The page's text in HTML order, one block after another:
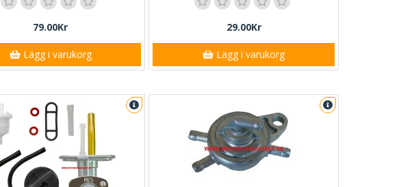
79.00Kr
Lägg i varukorg
29.00Kr
Lägg i varukorg